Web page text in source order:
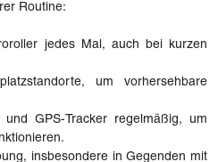
Routine:
jedes Mal, auch bei kurzen
um vorhersehbare
GPS-Tracker regelmäßig, um
insbesondere in Gegenden mit